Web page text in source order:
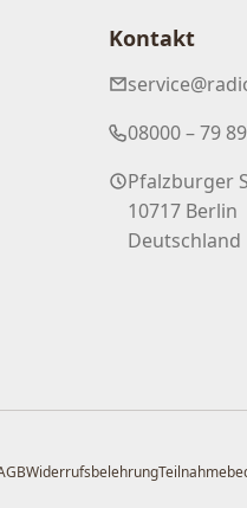
Kontakt
08000 – 79
Pfalzburger
10717 Berlin
Deutschland
Widerrufsbelehrung